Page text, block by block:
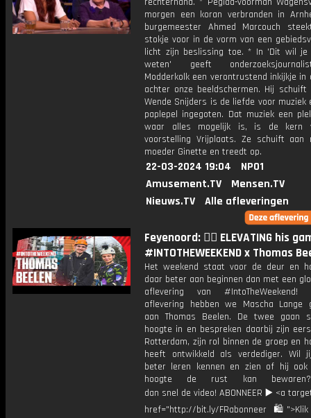
morgen een koran verbranden in
burgemeester Ahmed Marcouch
stokje voor in de vorm van een
licht zijn beslissing toe. * In 'Dit wil
weten' geeft
Modderkolk een verontrustend inkijkje in
achter onze beeldschermen. Hij
Wende Snijders is de liefde voor muziek
paplepel ingegoten. Dat muziek een
waar alles mogelijk is, is de kern
voorstelling Vrijplaats. Ze schuift aan
moeder Ginette en treedt op.
22-03-2024 19:04
NPO1
Amusement.TV
Mensen.TV
Nieuws.TV
Alle afleveringen
Feyenoord: 🧗‍♂ ELEVATING his
#INTOTHEWEEKEND x Thomas
Het weekend staat voor de deur en
daar beter aan beginnen dan met een
aflevering van
aflevering hebben we Mascha Lange
aan Thomas Beelen. De twee gaan
hoogte in en bespreken daarbij zijn
Rotterdam, zijn rol binnen de groep en
heeft ontwikkeld als verdediger. Wil
beter leren kennen en zien of hij
hoogte de rust kan
dan snel de video! ABONNEER ▶️ <a
href="http://bit.ly/FRabonneer